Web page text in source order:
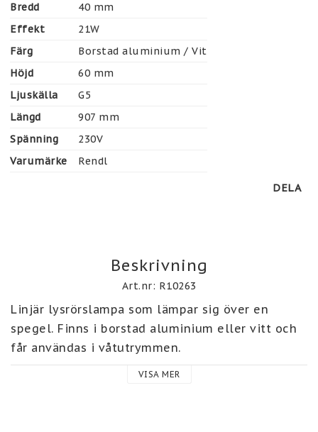
Bredd
40 mm
Effekt
21W
Färg
Borstad aluminium / Vit
Höjd
60 mm
Ljuskälla
G5
Längd
907 mm
Spänning
230V
Varumärke
Rendl
DELA
Beskrivning
Art.nr: R10263
Linjär lysrörslampa som lämpar sig över en
spegel. Finns i borstad aluminium eller vitt och
får användas i våtutrymmen.
VISA MER